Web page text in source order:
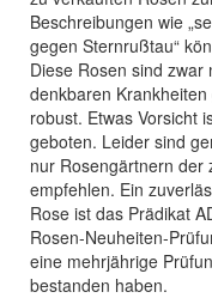
Beschreibungen wie
gegen Sternrußtau“
Diese Rosen sind
denkbaren
robust. Etwas Vorsicht
geboten. Leider sind
nur Rosengärtnern der
empfehlen. Ein
Rose ist das Prädikat
Rosen-Neuheiten-
eine mehrjährige
bestanden haben.